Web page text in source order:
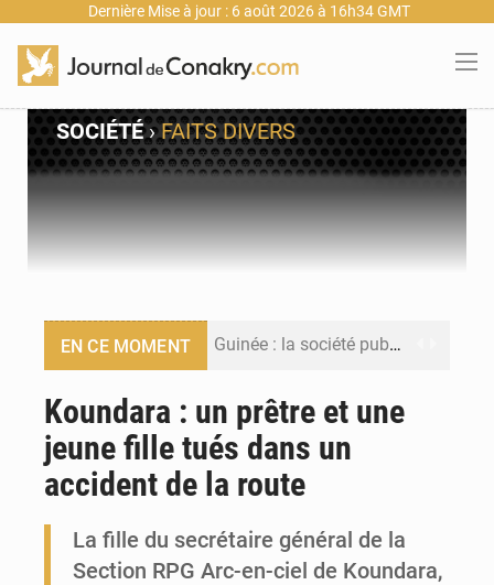
Dernière Mise à jour : 6 août 2026 à 16h34 GMT
SOCIÉTÉ›FAITS DIVERS
EN CE MOMENT Guinée : la société publique Nimba Mining Company signe sa première convention minière
Forces Vives en Guinée : la coalition critique la gestion de Mamadi Doumbouya
Koundara : un prêtre et une
jeune fille tués dans un
accident de la route
La fille du secrétaire général de la
Section RPG Arc-en-ciel de Koundara,